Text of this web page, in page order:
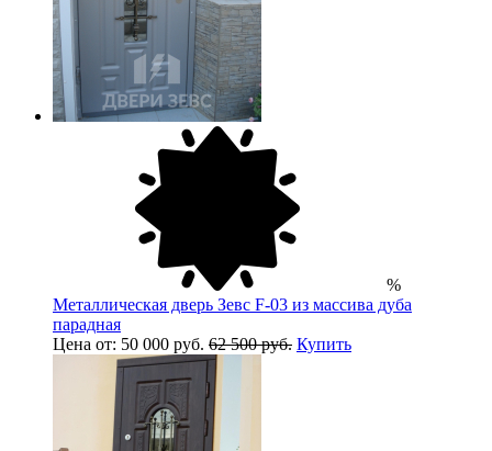
%
Металлическая дверь Зевс F-03 из массива дуба
парадная
Цена от: 50 000 руб. 62 500 руб. Купить